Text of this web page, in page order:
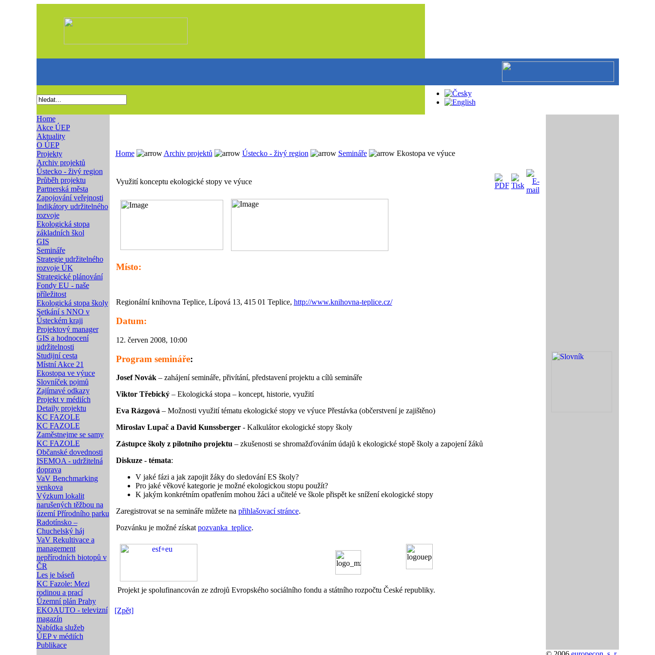
Home
Akce ÚEP
Aktuality
O ÚEP
Projekty
Archiv projektů
Ústecko - živý region
Průběh projektu
Partnerská města
Zapojování veřejnosti
Indikátory udržitelného
rozvoje
Ekologická stopa
základních škol
GIS
Semináře
Strategie udržitelného
rozvoje ÚK
Strategické plánování
Fondy EU - naše
příležitost
Ekologická stopa školy
Setkání s NNO v
Ústeckém kraji
Projektový manager
GIS a hodnocení
udržitelnosti
Studijní cesta
Místní Akce 21
Ekostopa ve výuce
Slovníček pojmů
Zajímavé odkazy
Projekt v médiích
Detaily projektu
KC FAZOLE
KC FAZOLE
Zaměstnejme se samy
KC FAZOLE
Občanské dovednosti
ISEMOA - udržitelná
doprava
VaV Benchmarking
venkova
Výzkum lokalit
narušených těžbou na
území Přírodního parku
Radotínsko –
Chuchelský háj
VaV Rekultivace a
management
nepřírodních biotopů v
ČR
Les je báseň
KC Fazole: Mezi
rodinou a prací
Územní plán Prahy
EKOAUTO - televizní
magazín
Nabídka služeb
ÚEP v médiích
Publikace
Home Archiv projektů Ústecko - živý region Semináře Ekostopa ve výuce
Využití konceptu ekologické stopy ve výuce
Místo:
Regionální knihovna Teplice, Lípová 13, 415 01 Teplice, http://www.knihovna-teplice.cz/
Datum:
12. červen 2008, 10:00
Program semináře:
Josef Novák– zahájení semináře, přivítání, představení projektu a cílů semináře
Viktor Třebický– Ekologická stopa – koncept, historie, využití
Eva Rázgová – Možnosti využití tématu ekologické stopy ve výuce Přestávka (občerstvení je zajištěno)
Miroslav Lupač a David Kunssberger- Kalkulátor ekologické stopy školy
Zástupce školy z pilotního projektu – zkušenosti se shromažďováním údajů k ekologické stopě školy a zapojení žáků
Diskuze - témata:
V jaké fázi a jak zapojit žáky do sledování ES školy?
Pro jaké věkové kategorie je možné ekologickou stopu použít?
K jakým konkrétním opatřením mohou žáci a učitelé ve škole přispět ke snížení ekologické stopy
Zaregistrovat se na semináře můžete na přihlašovací stránce.
Pozvánku je možné získat pozvanka_teplice.
Projekt je spolufinancován ze zdrojů Evropského sociálního fondu a státního rozpočtu České republiky.
[Zpět]